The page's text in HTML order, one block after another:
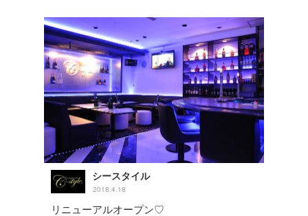
シースタイル
2018.4.18
リニューアルオープン♡